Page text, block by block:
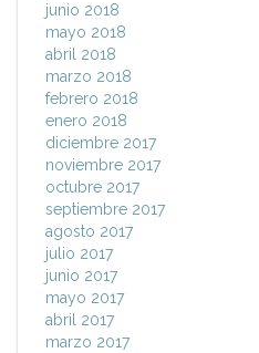
junio 2018
mayo 2018
abril 2018
marzo 2018
febrero 2018
enero 2018
diciembre 2017
noviembre 2017
octubre 2017
septiembre 2017
agosto 2017
julio 2017
junio 2017
mayo 2017
abril 2017
marzo 2017